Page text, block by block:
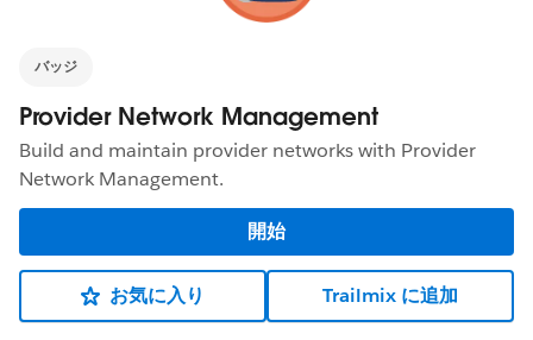
バッジ
Provider Network Management
Build and maintain provider networks with Provider
Network Management.
開始
お気に入り Trailmix に追加